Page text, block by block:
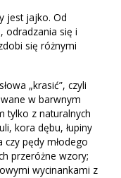
jest jajko. Od
odradzania się i
się różnymi
„krasić”, czyli
w barwnym
tylko z naturalnych
kora dębu, łupiny
czy pędy młodego
przeróżne wzory;
wycinankami z